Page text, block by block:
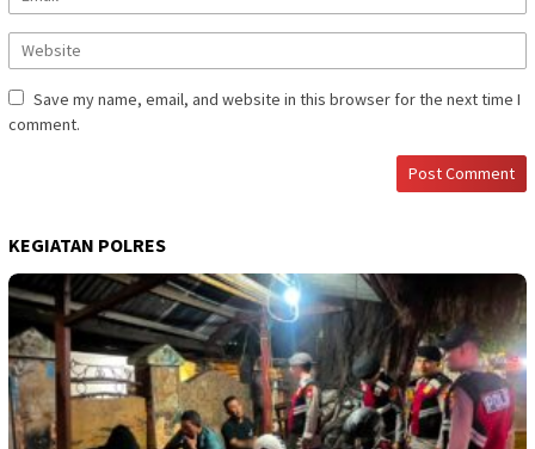
Save my name, email, and website in this browser for the next time I
comment.
KEGIATAN POLRES